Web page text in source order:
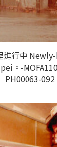
進行中
。-
PH00063-092